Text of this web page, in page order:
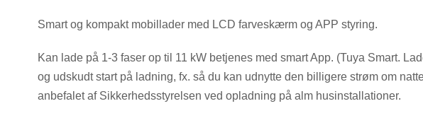
Smart og kompakt mobillader med LCD farveskærm og APP styring.
Kan lade på 1-3 faser op til 11 kW betjenes med smart App. (Tuya Smart.
og udskudt start på ladning, fx. så du kan udnytte den billigere strøm om
anbefalet af Sikkerhedsstyrelsen ved opladning på alm husinstallationer.